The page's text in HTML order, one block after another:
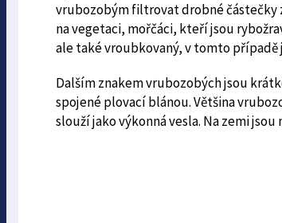
vrubozobým filtrovat drobné částečky
na vegetaci, mořčáci, kteří jsou
ale také vroubkovaný, v tomto
Dalším znakem vrubozobých jsou
spojené plovací blánou. Většina
slouží jako výkonná vesla. Na zemi